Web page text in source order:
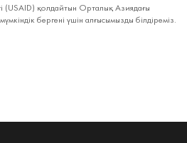
(USAID) қолдайтын Орталық Азиядағы
бергені үшін алғысымызды білдіреміз.